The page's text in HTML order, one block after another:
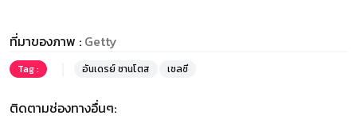
ที่มาของภาพ : Getty
Tag : อันเดรย์ ซานโตส เชลซี
ติดตามช่องทางอื่นๆ: